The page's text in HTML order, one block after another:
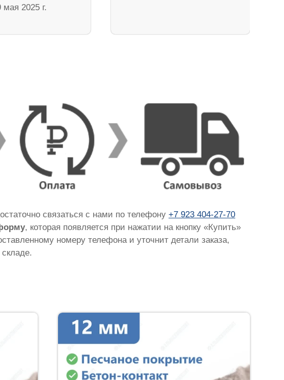
мая 2025 г.
связаться с нами по телефону+7 923 404-27-70
, которая появляется при нажатии на кнопку «Купить»
номеру телефона и уточнит детали заказа,